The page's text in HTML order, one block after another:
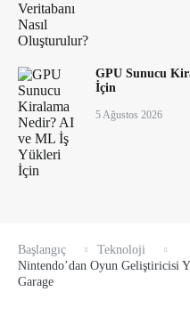
GPU Sunucu
İçin
5 Ağustos 2026
Başlangıç
Teknoloji
Nintendo’dan Oyun Geliştiricisi
Garage